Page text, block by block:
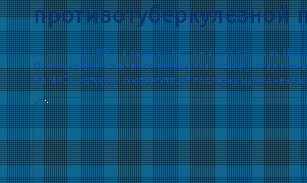
противотуберкулезной
Проект TB DIAH в рамках технической помощи
Практического руководства по мониторингу и
по МиО), который соответствует последним